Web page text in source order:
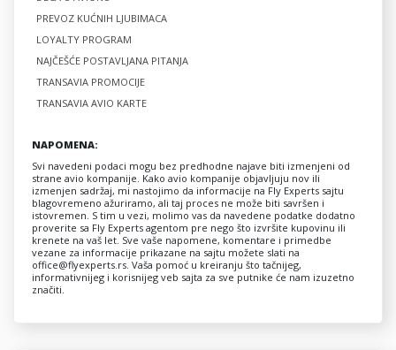
PREVOZ KUĆNIH LJUBIMACA
LOYALTY PROGRAM
NAJČEŠĆE POSTAVLJANA PITANJA
TRANSAVIA PROMOCIJE
TRANSAVIA AVIO KARTE
NAPOMENA:
Svi navedeni podaci mogu bez predhodne najave biti izmenjeni od
strane avio kompanije. Kako avio kompanije objavljuju nov ili
izmenjen sadržaj, mi nastojimo da informacije na Fly Experts sajtu
blagovremeno ažuriramo, ali taj proces ne može biti savršen i
istovremen. S tim u vezi, molimo vas da navedene podatke dodatno
proverite sa Fly Experts agentom pre nego što izvršite kupovinu ili
krenete na vaš let. Sve vaše napomene, komentare i primedbe
vezane za informacije prikazane na sajtu možete slati na
office@flyexperts.rs. Vaša pomoć u kreiranju što tačnijeg,
informativnijeg i korisnijeg veb sajta za sve putnike će nam izuzetno
značiti.